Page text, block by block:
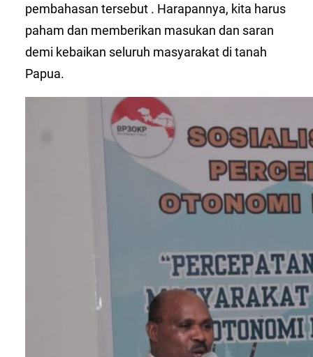
pembahasan tersebut . Harapannya, kita harus
paham dan memberikan masukan dan saran
demi kebaikan seluruh masyarakat di tanah
Papua.